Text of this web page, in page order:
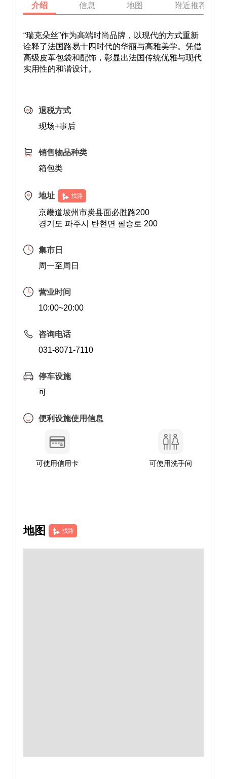
介绍 信息 地图 附近推荐景点
“瑞克朵丝”作为高端时尚品牌，以现代的方式重新
诠释了法国路易十四时代的华丽与高雅美学。凭借
高级皮革包袋和配饰，彰显出法国传统优雅与现代
实用性的和谐设计。
退税方式
现场+事后
销售物品种类
箱包类
地址 找路
京畿道坡州市炭县面必胜路200
경기도 파주시 탄현면 필승로 200
集市日
周一至周日
营业时间
10:00~20:00
咨询电话
031-8071-7110
停车设施
可
便利设施使用信息
可使用信用卡 可使用洗手间
地图 找路